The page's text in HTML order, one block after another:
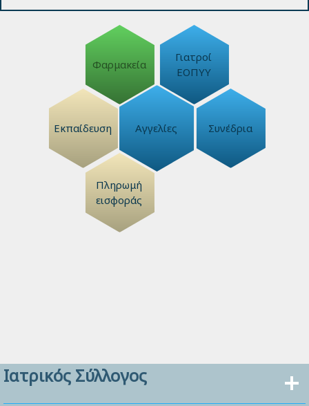
Φαρμακεία
Γιατροί
ΕΟΠΥΥ
Εκπαίδευση Αγγελίες Συνέδρια
Πληρωμή
εισφοράς
Ιατρικός Σύλλογος